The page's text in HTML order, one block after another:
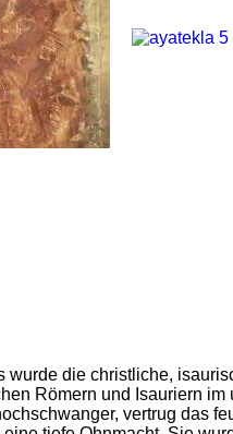
wurde die christliche,
Römern und Isauriern
vertrug das